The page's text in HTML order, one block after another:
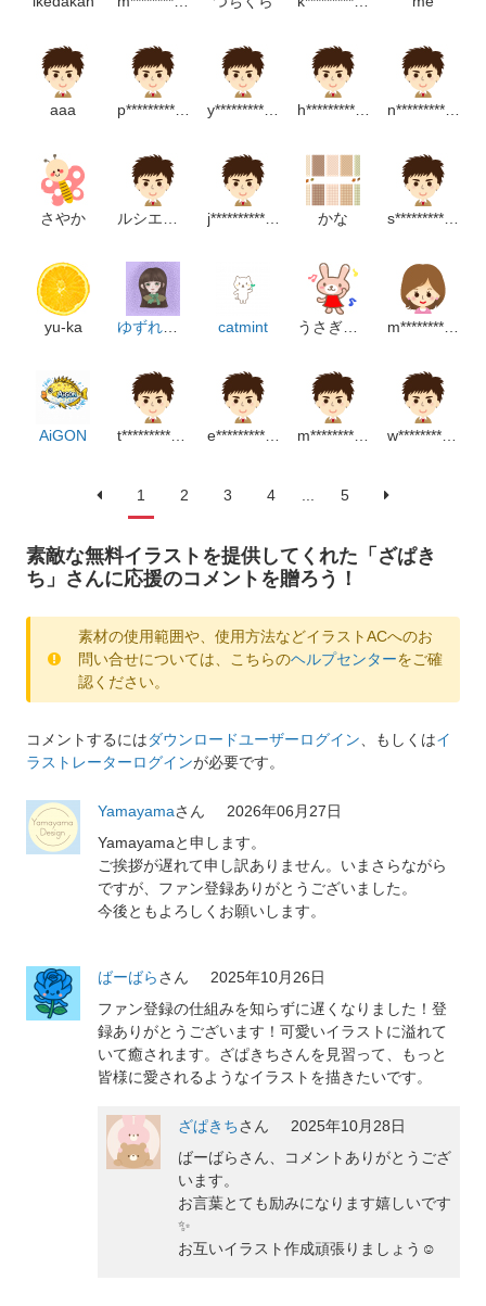
aaa p************************m y******************p h********************p n*********************p
さやか ルシエル 井高野 j*****************p かな s*****************m
yu-ka ゆずれもん catmint うさぎっちゃん m****************m
AiGON t********************m e**********************p m****************************p w*********************m
1 2 3 4 5
素敵な無料イラストを提供してくれた「ざぱき
ち」さんに応援のコメントを贈ろう！
素材の使用範囲や、使用方法などイラストACへのお
問い合せについては、こちらのヘルプセンターをご確
認ください。
コメントするにはダウンロードユーザーログイン 、もしくはイ
ラストレーターログインが必要です。
Yamayamaさん
2026年06月27日
Yamayamaと申します。
ご挨拶が遅れて申し訳ありません。いまさらながら
ですが、ファン登録ありがとうございました。
今後ともよろしくお願いします。
ばーばらさん
2025年10月26日
ファン登録の仕組みを知らずに遅くなりました！登
録ありがとうございます！可愛いイラストに溢れて
いて癒されます。ざぱきちさんを見習って、もっと
皆様に愛されるようなイラストを描きたいです。
ざぱきちさん
2025年10月28日
ばーばらさん、コメントありがとうござ
います。
お言葉とても励みになります嬉しいです
✨
お互いイラスト作成頑張りましょう☺️